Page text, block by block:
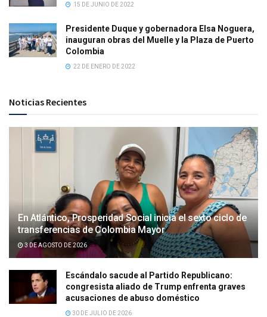
15 DE JUNIO DE 2022
Presidente Duque y gobernadora Elsa Noguera,
inauguran obras del Muelle y la Plaza de Puerto
Colombia
22 DE ENERO DE 2022
Noticias Recientes
En Atlántico, Prosperidad Social inicia el sexto ciclo de
transferencias de Colombia Mayor
3 DE AGOSTO DE 2026
Escándalo sacude al Partido Republicano:
congresista aliado de Trump enfrenta graves
acusaciones de abuso doméstico
30 DE JULIO DE 2026